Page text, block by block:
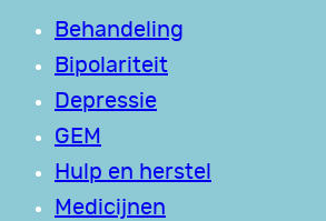
Behandeling
Bipolariteit
Depressie
GEM
Hulp en herstel
Medicijnen